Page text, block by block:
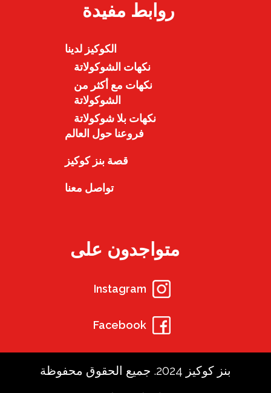
روابط مفيدة
الكوكيز لدينا
نكهات الشوكولاتة
نكهات مع أكثر من
الشوكولاتة
نكهات بلا شوكولاتة
فروعنا حول العالم
قصة بنز كوكيز
تواصل معنا
متواجدون على
Instagram
Facebook
بنز كوكيز 2024. جميع الحقوق محفوظة